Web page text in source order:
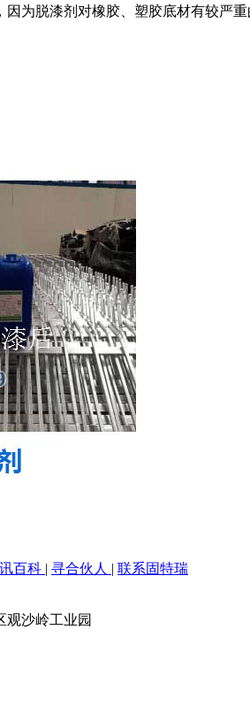
为脱漆剂对橡胶、塑胶底材有较严
百科 | 寻合伙人 | 联系固特瑞
观沙岭工业园